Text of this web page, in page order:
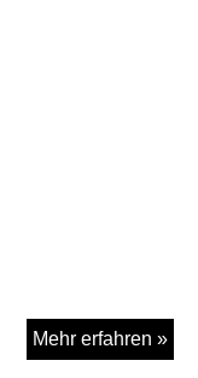
Mehr erfahren »
am